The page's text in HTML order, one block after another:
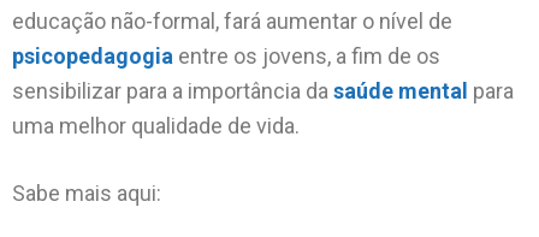
educação não-formal, fará aumentar o nível de
psicopedagogia entre os jovens, a fim de os
sensibilizar para a importância da saúde mental para
uma melhor qualidade de vida.
Sabe mais aqui: